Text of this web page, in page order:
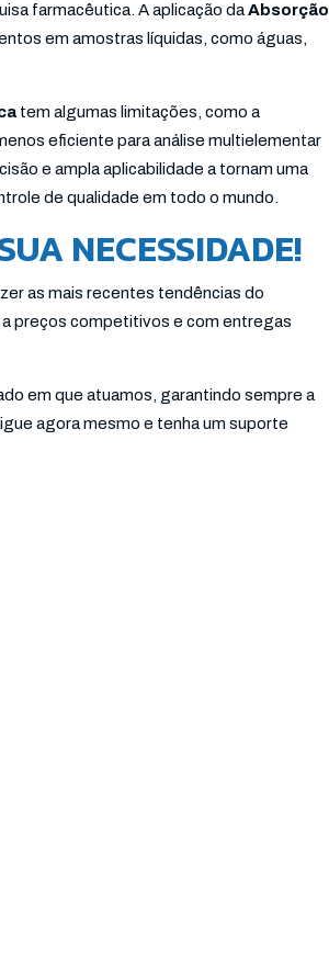
farmacêutica. A aplicação daAbsorção
em amostras líquidas, como águas,
tem algumas limitações, como a
eficiente para análise multielementar
e ampla aplicabilidade a tornam uma
de qualidade em todo o mundo.
NECESSIDADE!
as mais recentes tendências do
preços competitivos e com entregas
em que atuamos, garantindo sempre a
agora mesmo e tenha um suporte